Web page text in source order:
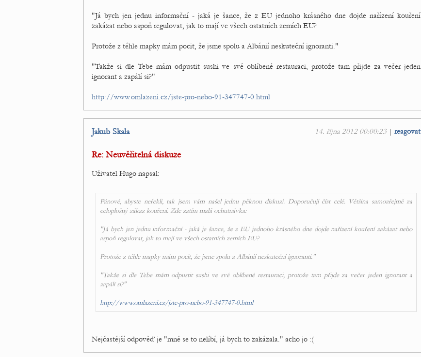
"Já bych jen jednu informační - jaká je šance, že z EU jednoho krásného dne dojde nařízení kouření
zakázat nebo aspoň regulovat, jak to mají ve všech ostatních zemích EU?
Protože z téhle mapky mám pocit, že jsme spolu a Albánií neskuteční ignoranti."
"Takže si dle Tebe mám odpustit sushi ve své oblíbené restauraci, protože tam přijde za večer jeden
ignorant a zapálí si?"
http://www.omlazeni.cz/jste-pro-nebo-91-347747-0.html
14. října 2012 00:00:23 | reagovat
Jakub Skala
Re: Neuvěřitelná diskuze
Uživatel Hugo napsal:
Pánové, abyste neřekli, tak jsem vám našel jednu pěknou diskuzi. Doporučuji číst celé. Většina samozřejmě za
celoplošný zákaz kouření. Zde zatím malá ochutnávka:
"Já bych jen jednu informační - jaká je šance, že z EU jednoho krásného dne dojde nařízení kouření zakázat nebo
aspoň regulovat, jak to mají ve všech ostatních zemích EU?
Protože z téhle mapky mám pocit, že jsme spolu a Albánií neskuteční ignoranti."
"Takže si dle Tebe mám odpustit sushi ve své oblíbené restauraci, protože tam přijde za večer jeden ignorant a
zapálí si?"
http://www.omlazeni.cz/jste-pro-nebo-91-347747-0.html
Nejčastější odpověď je "mně se to nelíbí, já bych to zakázala." acho jo :(